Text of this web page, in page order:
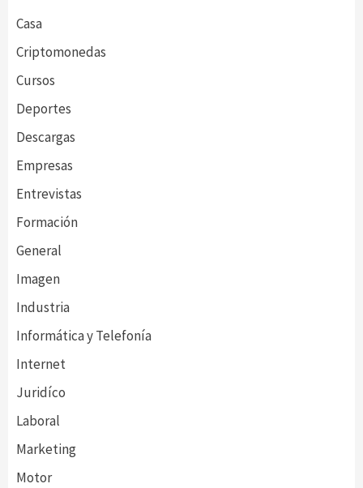
Casa
Criptomonedas
Cursos
Deportes
Descargas
Empresas
Entrevistas
Formación
General
Imagen
Industria
Informática y Telefonía
Internet
Juridíco
Laboral
Marketing
Motor